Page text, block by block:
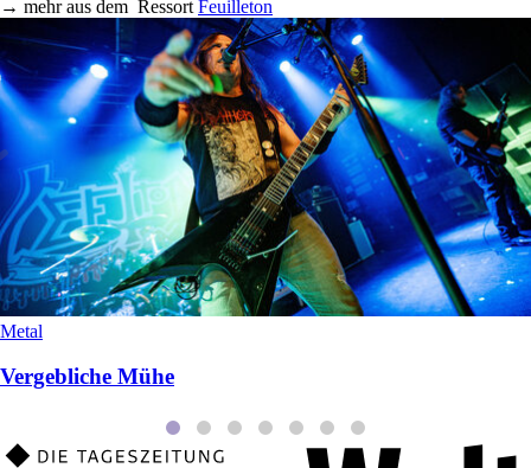
→ mehr aus dem Ressort Feuilleton
Metal
Vergebliche Mühe